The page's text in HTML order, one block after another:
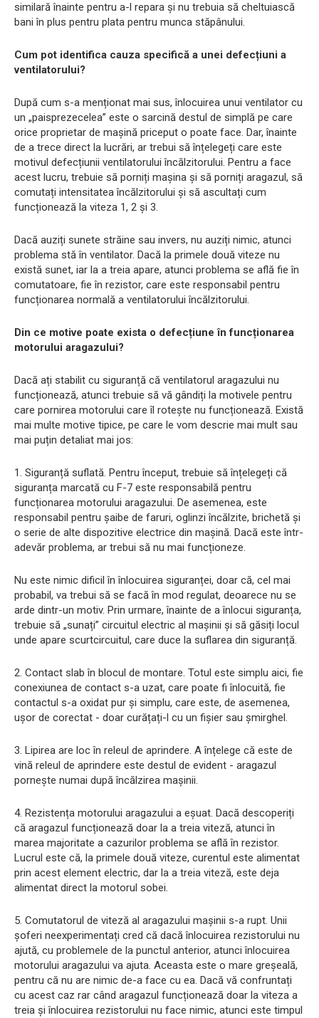
similară înainte pentru a-l repara și nu trebuia să cheltuiască
bani în plus pentru plata pentru munca stăpânului.
Cum pot identifica cauza specifică a unei defecțiuni a
ventilatorului?
După cum s-a menționat mai sus, înlocuirea unui ventilator cu
un „paisprezecelea” este o sarcină destul de simplă pe care
orice proprietar de mașină priceput o poate face. Dar, înainte
de a trece direct la lucrări, ar trebui să înțelegeți care este
motivul defecțiunii ventilatorului încălzitorului. Pentru a face
acest lucru, trebuie să porniți mașina și să porniți aragazul, să
comutați intensitatea încălzitorului și să ascultați cum
funcționează la viteza 1, 2 și 3.
Dacă auziți sunete străine sau invers, nu auziți nimic, atunci
problema stă în ventilator. Dacă la primele două viteze nu
există sunet, iar la a treia apare, atunci problema se află fie în
comutatoare, fie în rezistor, care este responsabil pentru
funcționarea normală a ventilatorului încălzitorului.
Din ce motive poate exista o defecțiune în funcționarea
motorului aragazului?
Dacă ați stabilit cu siguranță că ventilatorul aragazului nu
funcționează, atunci trebuie să vă gândiți la motivele pentru
care pornirea motorului care îl rotește nu funcționează. Există
mai multe motive tipice, pe care le vom descrie mai mult sau
mai puțin detaliat mai jos:
1. Siguranță suflată. Pentru început, trebuie să înțelegeți că
siguranța marcată cu F-7 este responsabilă pentru
funcționarea motorului aragazului. De asemenea, este
responsabil pentru șaibe de faruri, oglinzi încălzite, brichetă și
o serie de alte dispozitive electrice din mașină. Dacă este într-
adevăr problema, ar trebui să nu mai funcționeze.
Nu este nimic dificil în înlocuirea siguranței, doar că, cel mai
probabil, va trebui să se facă în mod regulat, deoarece nu se
arde dintr-un motiv. Prin urmare, înainte de a înlocui siguranța,
trebuie să „sunați” circuitul electric al mașinii și să găsiți locul
unde apare scurtcircuitul, care duce la suflarea din siguranță.
2. Contact slab în blocul de montare. Totul este simplu aici, fie
conexiunea de contact s-a uzat, care poate fi înlocuită, fie
contactul s-a oxidat pur și simplu, care este, de asemenea,
ușor de corectat - doar curățați-l cu un fișier sau șmirghel.
3. Lipirea are loc în releul de aprindere. A înțelege că este de
vină releul de aprindere este destul de evident - aragazul
pornește numai după încălzirea mașinii.
4. Rezistența motorului aragazului a eșuat. Dacă descoperiți
că aragazul funcționează doar la a treia viteză, atunci în
marea majoritate a cazurilor problema se află în rezistor.
Lucrul este că, la primele două viteze, curentul este alimentat
prin acest element electric, dar la a treia viteză, este deja
alimentat direct la motorul sobei.
5. Comutatorul de viteză al aragazului mașinii s-a rupt. Unii
șoferi neexperimentați cred că dacă înlocuirea rezistorului nu
ajută, cu problemele de la punctul anterior, atunci înlocuirea
motorului aragazului va ajuta. Aceasta este o mare greșeală,
pentru că nu are nimic de-a face cu ea. Dacă vă confruntați
cu acest caz rar când aragazul funcționează doar la viteza a
treia și înlocuirea rezistorului nu face nimic, atunci este timpul